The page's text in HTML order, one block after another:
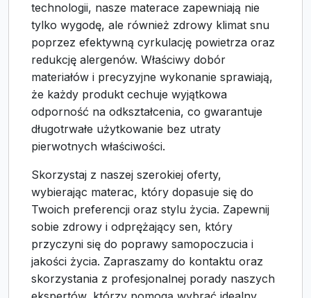
technologii, nasze materace zapewniają nie
tylko wygodę, ale również zdrowy klimat snu
poprzez efektywną cyrkulację powietrza oraz
redukcję alergenów. Właściwy dobór
materiałów i precyzyjne wykonanie sprawiają,
że każdy produkt cechuje wyjątkowa
odporność na odkształcenia, co gwarantuje
długotrwałe użytkowanie bez utraty
pierwotnych właściwości.
Skorzystaj z naszej szerokiej oferty,
wybierając materac, który dopasuje się do
Twoich preferencji oraz stylu życia. Zapewnij
sobie zdrowy i odprężający sen, który
przyczyni się do poprawy samopoczucia i
jakości życia. Zapraszamy do kontaktu oraz
skorzystania z profesjonalnej porady naszych